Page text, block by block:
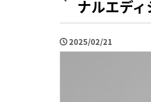
ナルエデ
2025/02/21